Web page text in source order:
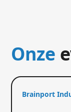
Onze
Brainport